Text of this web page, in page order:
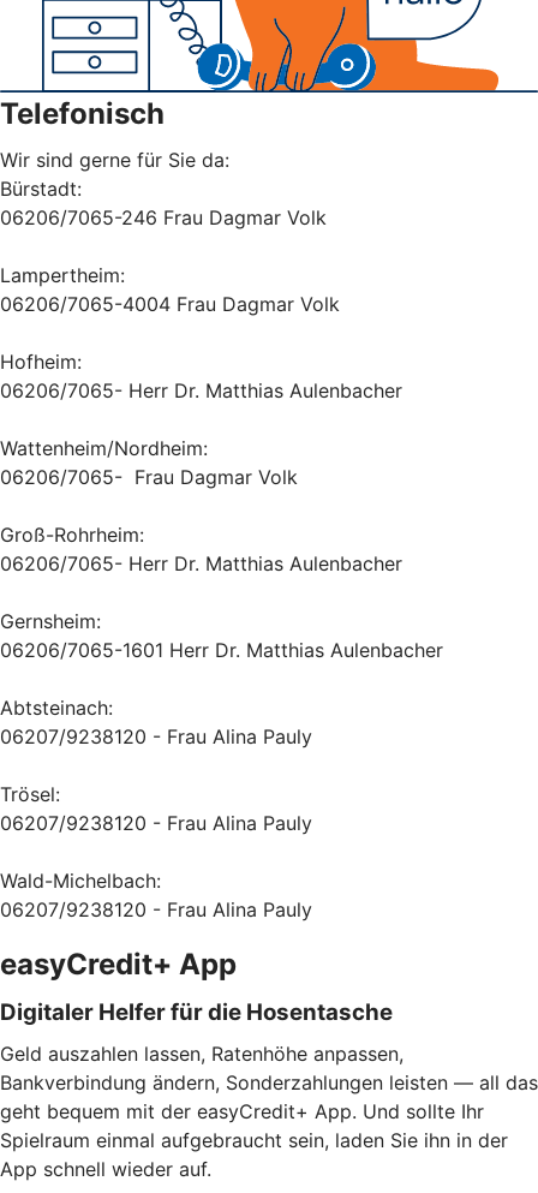
Telefonisch
Wir sind gerne für Sie da:
Bürstadt:
06206/7065-246 Frau Dagmar Volk
Lampertheim:
06206/7065-4004 Frau Dagmar Volk
Hofheim:
06206/7065- Herr Dr. Matthias Aulenbacher
Wattenheim/Nordheim:
06206/7065- Frau Dagmar Volk
Groß-Rohrheim:
06206/7065- Herr Dr. Matthias Aulenbacher
Gernsheim:
06206/7065-1601 Herr Dr. Matthias Aulenbacher
Abtsteinach:
06207/9238120 - Frau Alina Pauly
Trösel:
06207/9238120 - Frau Alina Pauly
Wald-Michelbach:
06207/9238120 - Frau Alina Pauly
easyCredit+ App
Digitaler Helfer für die Hosentasche
Geld auszahlen lassen, Ratenhöhe anpassen,
Bankverbindung ändern, Sonderzahlungen leisten — all das
geht bequem mit der easyCredit+ App. Und sollte Ihr
Spielraum einmal aufgebraucht sein, laden Sie ihn in der
App schnell wieder auf.